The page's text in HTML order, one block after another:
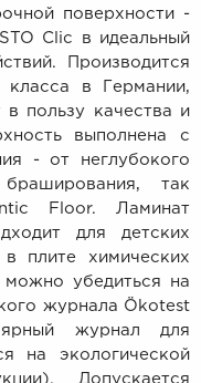
поверхности -
Clic в идеальный
Производится
класса в Германии,
в пользу качества и
выполнена с
- от неглубокого
так
Floor. Ламинат
для детских
плите химических
убедиться на
журнала Ökotest
журнал для
на экологической
Допускается